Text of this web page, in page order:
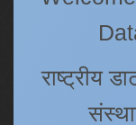
ONECSIR - ERP
Staff Annual
Memorandums
Who's Who
राष्ट्रीय